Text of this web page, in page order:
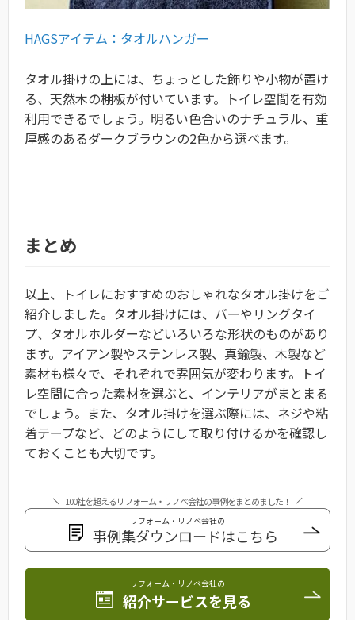
HAGSアイテム：タオルハンガー
タオル掛けの上には、ちょっとした飾りや小物が置け
る、天然木の棚板が付いています。トイレ空間を有効
利用できるでしょう。明るい色合いのナチュラル、重
厚感のあるダークブラウンの2色から選べます。
まとめ
以上、トイレにおすすめのおしゃれなタオル掛けをご
紹介しました。タオル掛けには、バーやリングタイ
プ、タオルホルダーなどいろいろな形状のものがあり
ます。アイアン製やステンレス製、真鍮製、木製など
素材も様々で、それぞれで雰囲気が変わります。トイ
レ空間に合った素材を選ぶと、インテリアがまとまる
でしょう。また、タオル掛けを選ぶ際には、ネジや粘
着テープなど、どのようにして取り付けるかを確認し
ておくことも大切です。
100社を超えるリフォーム・リノベ会社の事例をまとめました！
リフォーム・リノベ会社の
事例集ダウンロードはこちら
リフォーム・リノベ会社の
紹介サービスを見る